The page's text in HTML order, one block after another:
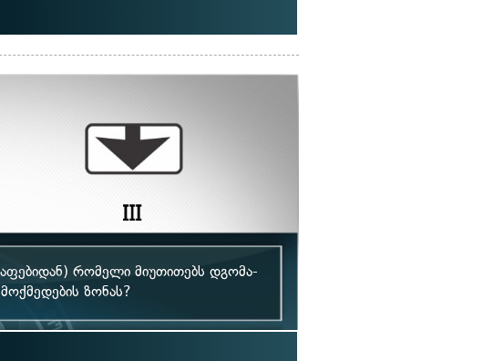
რომელი მიუთითებს დგომა-
ზონას?